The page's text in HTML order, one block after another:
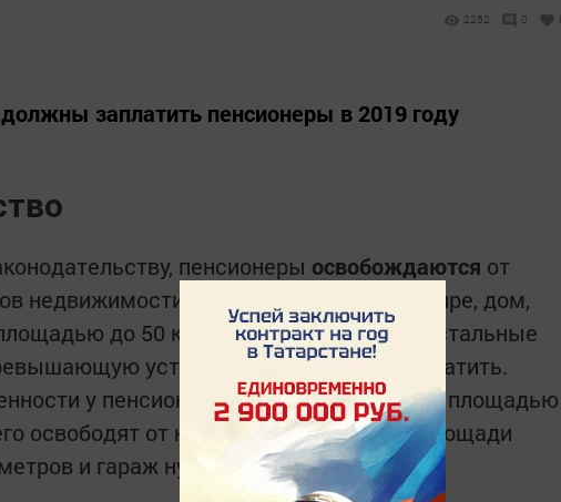
2252 0
заплатить пенсионеры в 2019 году
пенсионеры освобождаются от
недвижимости: квартиру, долю в квартире, дом,
до 50 квадратных метров. За остальные
установленную, придется платить.
у пенсионера имеются жилой дом площадью
освободят от налога за 50 метров от площади
и гараж нужно будет заплатить.